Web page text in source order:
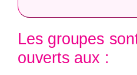
Les groupes
ouverts aux :